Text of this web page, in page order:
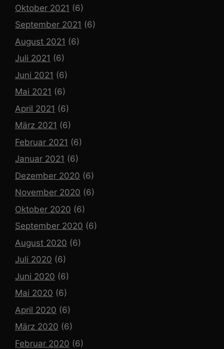
Oktober 2021 (6)
September 2021 (6)
August 2021 (6)
Juli 2021 (6)
Juni 2021 (6)
Mai 2021 (6)
April 2021 (6)
März 2021 (6)
Februar 2021 (6)
Januar 2021 (6)
Dezember 2020 (6)
November 2020 (6)
Oktober 2020 (6)
September 2020 (6)
August 2020 (6)
Juli 2020 (6)
Juni 2020 (6)
Mai 2020 (6)
April 2020 (6)
März 2020 (6)
Februar 2020 (6)